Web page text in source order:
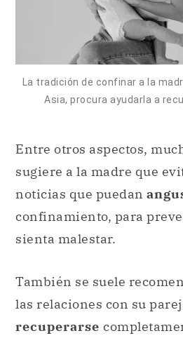
La tradición de confinar a la
Asia, procura ayudarla a
Entre otros aspectos,
sugiere a la madre que
noticias que puedan
confinamiento, para
sienta malestar.
También se suele
las relaciones con su
recuperarse